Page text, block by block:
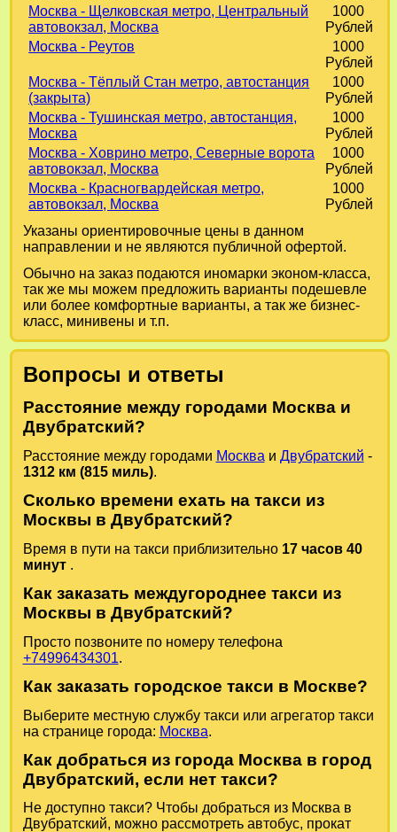
Москва - Щелковская метро, Центральный
автовокзал, Москва
1000
Рублей
Москва - Реутов
1000
Рублей
Москва - Тёплый Стан метро, автостанция
(закрыта)
1000
Рублей
Москва - Тушинская метро, автостанция,
Москва
1000
Рублей
Москва - Ховрино метро, Северные ворота
автовокзал, Москва
1000
Рублей
Москва - Красногвардейская метро,
автовокзал, Москва
1000
Рублей
Указаны ориентировочные цены в данном
направлении и не являются публичной офертой.
Обычно на заказ подаются иномарки эконом-класса,
так же мы можем предложить варианты подешевле
или более комфортные варианты, а так же бизнес-
класс, минивены и т.п.
Вопросы и ответы
Расстояние между городами Москва и
Двубратский?
Расстояние между городами Москва и Двубратский -
1312 км (815 миль).
Сколько времени ехать на такси из
Москвы в Двубратский?
Время в пути на такси приблизительно 17 часов 40
минут .
Как заказать междугороднее такси из
Москвы в Двубратский?
Просто позвоните по номеру телефона
+74996434301.
Как заказать городское такси в Москве?
Выберите местную службу такси или агрегатор такси
на странице города: Москва.
Как добраться из города Москва в город
Двубратский, если нет такси?
Не доступно такси? Чтобы добраться из Москва в
Двубратский, можно рассмотреть автобус, прокат